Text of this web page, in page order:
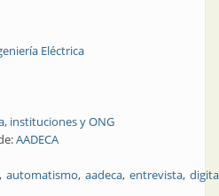
Eléctrica
instituciones y ONG
AADECA
automatismo aadeca entrevista